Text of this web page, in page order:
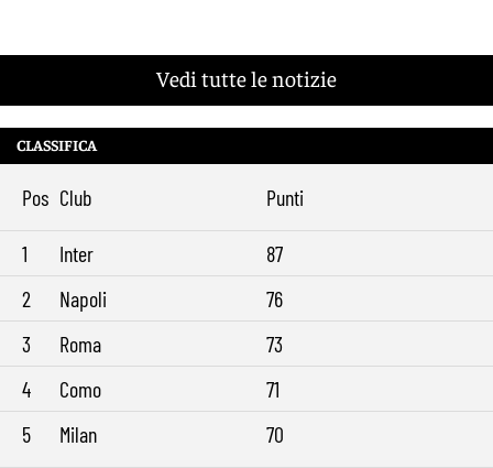
Vedi tutte le notizie
CLASSIFICA
Pos Club Punti
1 Inter
87
2
Napoli
76
3
Roma
73
4
Como
71
5
Milan 70